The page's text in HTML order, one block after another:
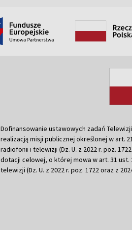
Dofinansowanie ustawowych zadań
realizacją misji publicznej określonej w art.
radiofonii i telewizji (Dz. U. z 2022 r. poz.
dotacji celowej, o której mowa w art. 31 ust.
telewizji (Dz. U. z 2022 r. poz. 1722 oraz z